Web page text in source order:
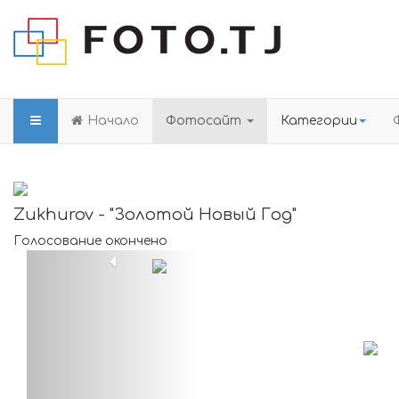
Начало Фотосайт Категории
Zukhurov - "Золотой Новый Год"
Голосование окончено